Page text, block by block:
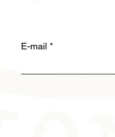
E-mail